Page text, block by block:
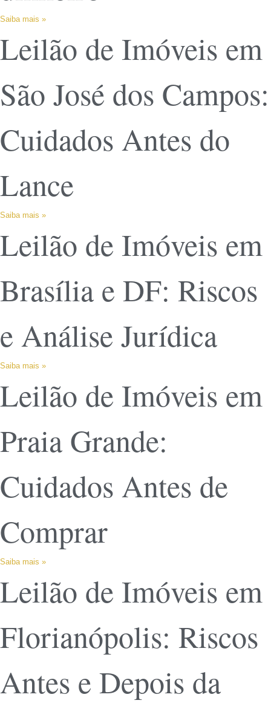
Saiba mais »
Leilão de Imóveis em
São José dos Campos:
Cuidados Antes do
Lance
Saiba mais »
Leilão de Imóveis em
Brasília e DF: Riscos
e Análise Jurídica
Saiba mais »
Leilão de Imóveis em
Praia Grande:
Cuidados Antes de
Comprar
Saiba mais »
Leilão de Imóveis em
Florianópolis: Riscos
Antes e Depois da